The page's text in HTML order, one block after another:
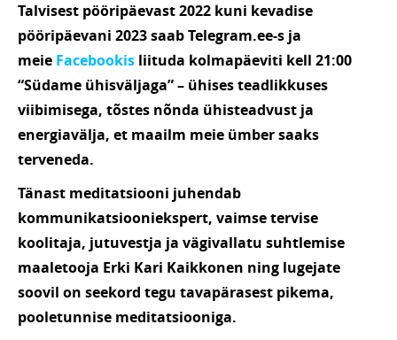
Talvisest pööripäevast 2022 kuni kevadise
pööripäevani 2023 saab Telegram.ee-s ja
meie Facebookis liituda kolmapäeviti kell 21:00
“Südame ühisväljaga” – ühises teadlikkuses
viibimisega, tõstes nõnda ühisteadvust ja
energiavälja, et maailm meie ümber saaks
terveneda.
Tänast meditatsiooni juhendab
kommunikatsiooniekspert, vaimse tervise
koolitaja, jutuvestja ja vägivallatu suhtlemise
maaletooja Erki Kari Kaikkonen ning lugejate
soovil on seekord tegu tavapärasest pikema,
pooletunnise meditatsiooniga.